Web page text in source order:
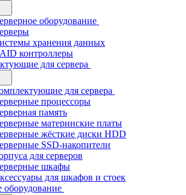
оборудование
хранения данных
контроллеры
для сервера
для сервера
процессоры
память
материнские платы
жёсткие диски HDD
SSD-накопители
для серверов
шкафы
для шкафов и стоек
оборудование